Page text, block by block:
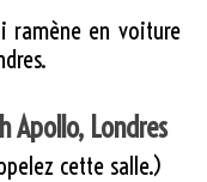
ramène en voiture
Apollo, Londres
cette salle.)